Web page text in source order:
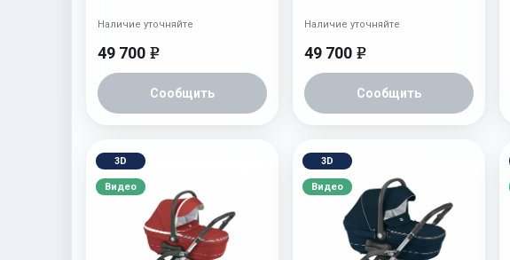
49 700 e
Сообщить
Наличие уточняйте
49 700 e
Сообщить
Наличие уточняйте
3D
Видео
3D
Видео